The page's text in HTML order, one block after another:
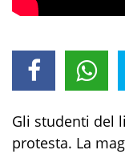
Gli studenti del
protesta. La